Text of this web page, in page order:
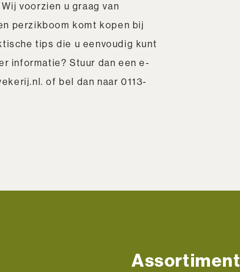
voorzien u graag van
perzikboom komt kopen bij
tips die u eenvoudig kunt
informatie? Stuur dan een e-
. of bel dan naar0113-
Assortiment